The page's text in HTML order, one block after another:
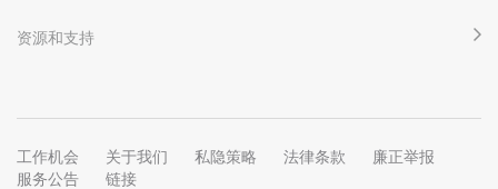
资源和支持
工作机会 关于我们 私隐策略 法律条款
廉正举报
服务公告
链接